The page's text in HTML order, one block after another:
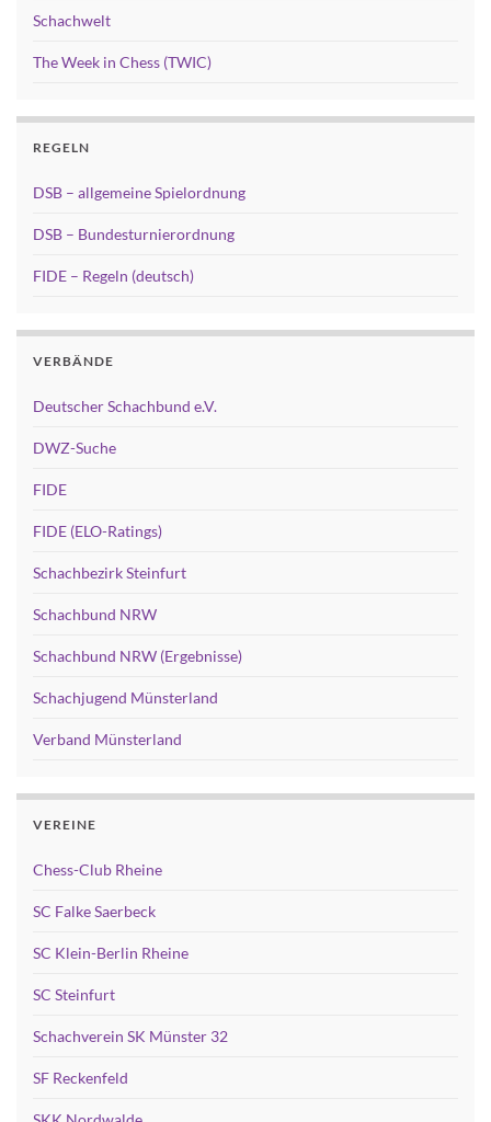
Schachwelt
The Week in Chess (TWIC)
REGELN
DSB – allgemeine Spielordnung
DSB – Bundesturnierordnung
FIDE – Regeln (deutsch)
VERBÄNDE
Deutscher Schachbund e.V.
DWZ-Suche
FIDE
FIDE (ELO-Ratings)
Schachbezirk Steinfurt
Schachbund NRW
Schachbund NRW (Ergebnisse)
Schachjugend Münsterland
Verband Münsterland
VEREINE
Chess-Club Rheine
SC Falke Saerbeck
SC Klein-Berlin Rheine
SC Steinfurt
Schachverein SK Münster 32
SF Reckenfeld